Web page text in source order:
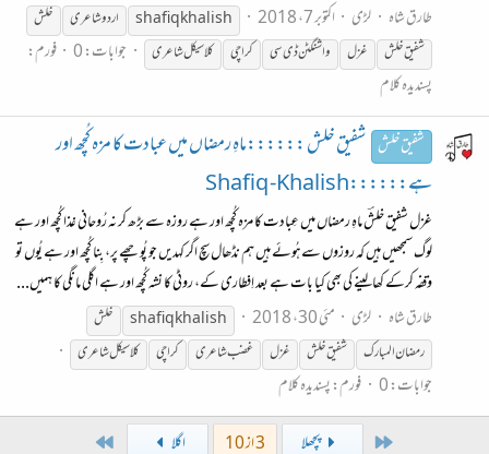
طارق شاہ
لڑی اکتوبر 7، 2018 shafiq khalish اردو شاعری
خلش
شفیقخلش غزل واشنگٹن ڈی سی کراچی کلا سیکل شاعری جوابات: 0
فورم:
پسندیدہ کلام
شفیق خلش شفیق خلش ::::::ماہِ رمضاں میں عبادت کا مزہ کُچھ اور
ہے::::::Shafiq -Khalish
غزل شفیق خلشؔ ماہِ رمضاں میں عِبادت کا مزہ کُچھ اور ہے روزہ سے بڑھ کر نہ رُوحانی غذا کُچھ اور ہے
لوگ سمجھیں ہیں کہ روزوں سےہُوئے ہیں ہم نڈھال سچ اگر کہدیں جو پُوچھے پر، بِنا کُچھ اور ہے یُوں تو
وقفہ کرکے کھالینے کی بھی کیا بات ہے بعد اِفطاری کے، روٹی کا نشہ کُچھ اور ہے اگلی مانگی کا ہمیں...
طارق شاہ
لڑی مئی 30، 2018 shafiq khalish
خلش
رمضان المبارک
شفیقخلش غزل غضب شاعری کراچی کلاسیکل شاعری
جوابات: 0 فورم:پسندیدہ کلام
First
پچھلا 3 از 10 اگلا